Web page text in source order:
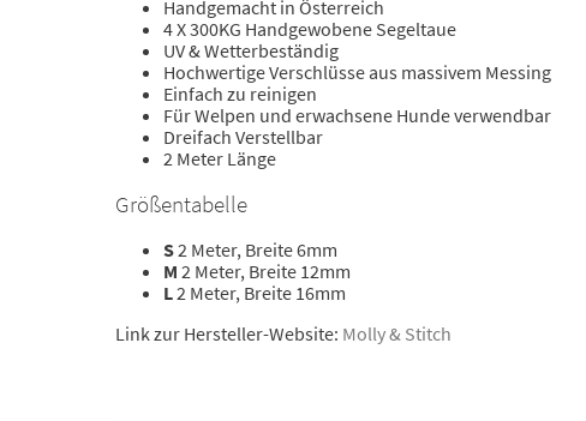
Handgemacht in Österreich
4 X 300KG Handgewobene Segeltaue
UV & Wetterbeständig
Hochwertige Verschlüsse aus massivem Messing
Einfach zu reinigen
Für Welpen und erwachsene Hunde verwendbar
Dreifach Verstellbar
2 Meter Länge
Größentabelle
S2 Meter, Breite 6mm
M 2 Meter, Breite 12mm
L2 Meter, Breite 16mm
Link zur Hersteller-Website: Molly & Stitch